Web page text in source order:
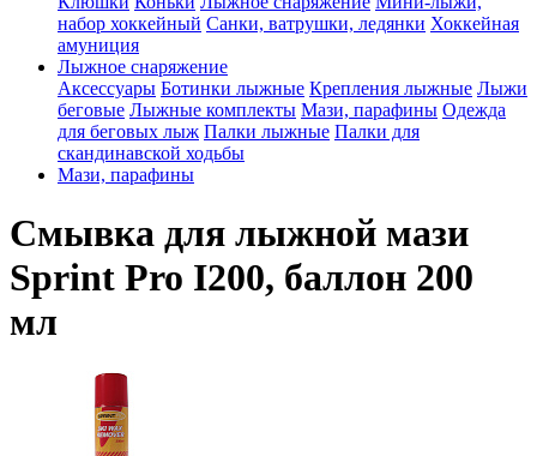
набор хоккейный Санки, ватрушки, ледянки Хоккейная
амуниция
Лыжное снаряжение
Аксессуары Ботинки лыжные Крепления лыжные Лыжи
беговые Лыжные комплекты Мази, парафины Одежда
для беговых лыж Палки лыжные Палки для
скандинавской ходьбы
Мази, парафины
Смывка для лыжной мази
Sprint Pro I200, баллон 200
мл